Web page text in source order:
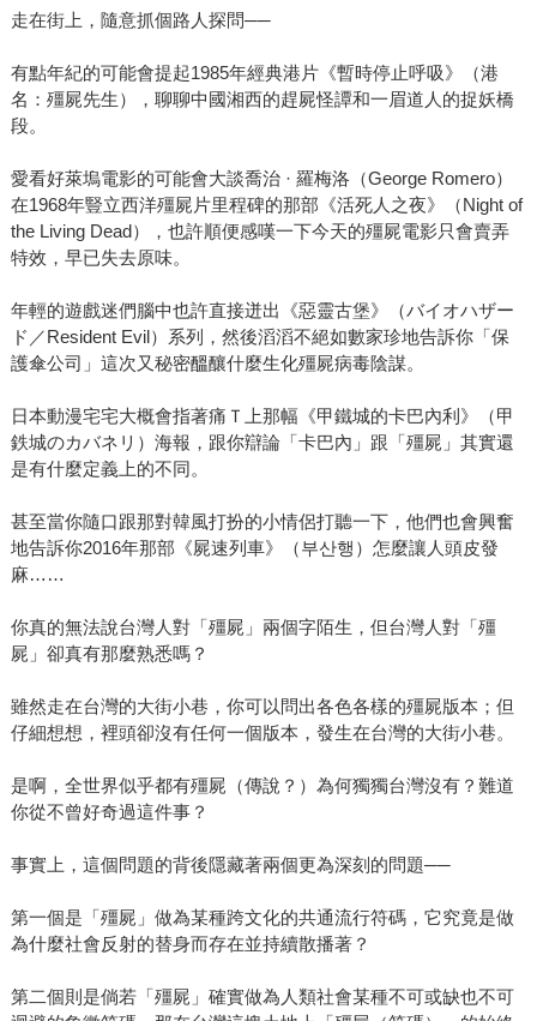
走在街上，隨意抓個路人探問──
有點年紀的可能會提起1985年經典港片《暫時停止呼吸》（港
名：殭屍先生），聊聊中國湘西的趕屍怪譚和一眉道人的捉妖橋
段。
愛看好萊塢電影的可能會大談喬治 · 羅梅洛（George Romero）
在1968年豎立西洋殭屍片里程碑的那部《活死人之夜》（Night of
the Living Dead），也許順便感嘆一下今天的殭屍電影只會賣弄
特效，早已失去原味。
年輕的遊戲迷們腦中也許直接迸出《惡靈古堡》（バイオハザー
ド／Resident Evil）系列，然後滔滔不絕如數家珍地告訴你「保
護傘公司」這次又秘密醞釀什麼生化殭屍病毒陰謀。
日本動漫宅宅大概會指著痛Ｔ上那幅《甲鐵城的卡巴內利》（甲
鉄城のカバネリ）海報，跟你辯論「卡巴內」跟「殭屍」其實還
是有什麼定義上的不同。
甚至當你隨口跟那對韓風打扮的小情侶打聽一下，他們也會興奮
地告訴你2016年那部《屍速列車》（부산행）怎麼讓人頭皮發
麻……
你真的無法說台灣人對「殭屍」兩個字陌生，但台灣人對「殭
屍」卻真有那麼熟悉嗎？
雖然走在台灣的大街小巷，你可以問出各色各樣的殭屍版本；但
仔細想想，裡頭卻沒有任何一個版本，發生在台灣的大街小巷。
是啊，全世界似乎都有殭屍（傳說？）為何獨獨台灣沒有？難道
你從不曾好奇過這件事？
事實上，這個問題的背後隱藏著兩個更為深刻的問題──
第一個是「殭屍」做為某種跨文化的共通流行符碼，它究竟是做
為什麼社會反射的替身而存在並持續散播著？
第二個則是倘若「殭屍」確實做為人類社會某種不可或缺也不可